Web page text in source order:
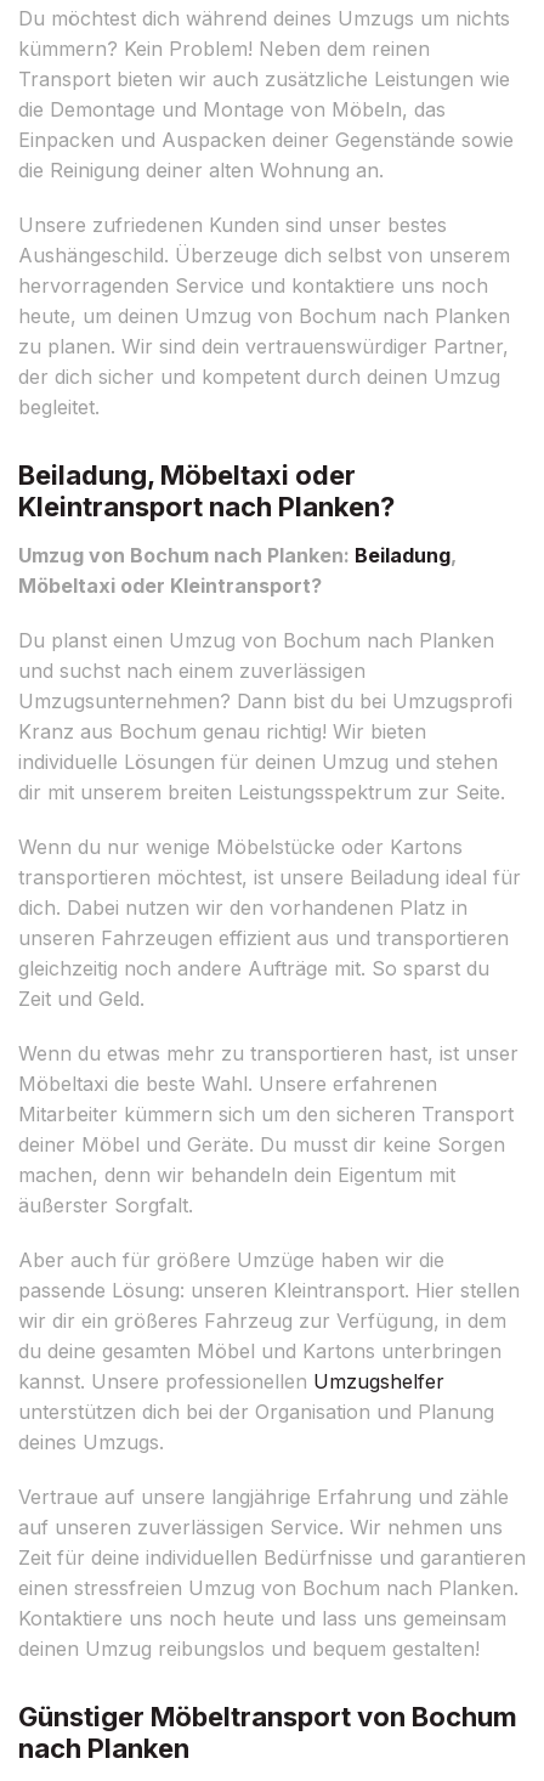
Du möchtest dich während deines Umzugs um nichts
kümmern? Kein Problem! Neben dem reinen
Transport bieten wir auch zusätzliche Leistungen wie
die Demontage und Montage von Möbeln, das
Einpacken und Auspacken deiner Gegenstände sowie
die Reinigung deiner alten Wohnung an.
Unsere zufriedenen Kunden sind unser bestes
Aushängeschild. Überzeuge dich selbst von unserem
hervorragenden Service und kontaktiere uns noch
heute, um deinen Umzug von Bochum nach Planken
zu planen. Wir sind dein vertrauenswürdiger Partner,
der dich sicher und kompetent durch deinen Umzug
begleitet.
Beiladung, Möbeltaxi oder
Kleintransport nach Planken?
Umzug von Bochum nach Planken: Beiladung,
Möbeltaxi oder Kleintransport?
Du planst einen Umzug von Bochum nach Planken
und suchst nach einem zuverlässigen
Umzugsunternehmen? Dann bist du bei Umzugsprofi
Kranz aus Bochum genau richtig! Wir bieten
individuelle Lösungen für deinen Umzug und stehen
dir mit unserem breiten Leistungsspektrum zur Seite.
Wenn du nur wenige Möbelstücke oder Kartons
transportieren möchtest, ist unsere Beiladung ideal für
dich. Dabei nutzen wir den vorhandenen Platz in
unseren Fahrzeugen effizient aus und transportieren
gleichzeitig noch andere Aufträge mit. So sparst du
Zeit und Geld.
Wenn du etwas mehr zu transportieren hast, ist unser
Möbeltaxi die beste Wahl. Unsere erfahrenen
Mitarbeiter kümmern sich um den sicheren Transport
deiner Möbel und Geräte. Du musst dir keine Sorgen
machen, denn wir behandeln dein Eigentum mit
äußerster Sorgfalt.
Aber auch für größere Umzüge haben wir die
passende Lösung: unseren Kleintransport. Hier stellen
wir dir ein größeres Fahrzeug zur Verfügung, in dem
du deine gesamten Möbel und Kartons unterbringen
kannst. Unsere professionellen Umzugshelfer
unterstützen dich bei der Organisation und Planung
deines Umzugs.
Vertraue auf unsere langjährige Erfahrung und zähle
auf unseren zuverlässigen Service. Wir nehmen uns
Zeit für deine individuellen Bedürfnisse und garantieren
einen stressfreien Umzug von Bochum nach Planken.
Kontaktiere uns noch heute und lass uns gemeinsam
deinen Umzug reibungslos und bequem gestalten!
Günstiger Möbeltransport von Bochum
nach Planken